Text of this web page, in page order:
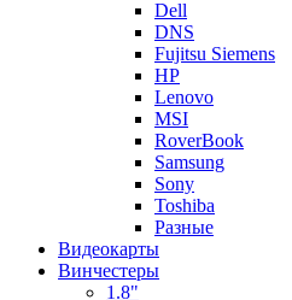
Dell
DNS
Fujitsu Siemens
HP
Lenovo
MSI
RoverBook
Samsung
Sony
Toshiba
Разные
Видеокарты
Винчестеры
1.8"